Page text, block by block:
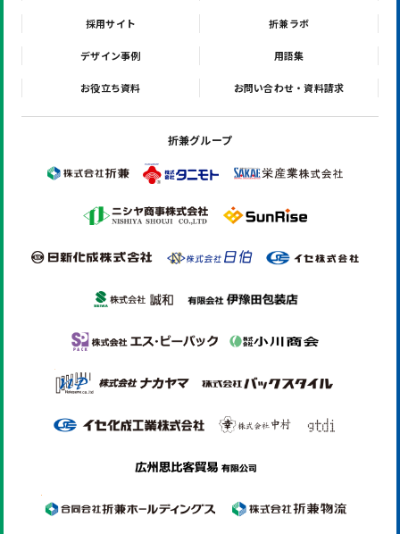
採用サイト 折兼ラボ
デザイン事例 用語集
お役立ち資料 お問い合わせ・資料請求
折兼グループ